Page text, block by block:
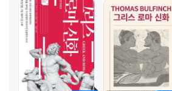
넬로페
제24장 오르페우스와 에우리디케·아리스타이
스·마르시아스·멜람푸스·무사이오스
제25장 아리온·이비코스·시모니데스·사포
제26장 엔디미온·오리온·에오스와 티토노스·
제27장 트로이아 전쟁